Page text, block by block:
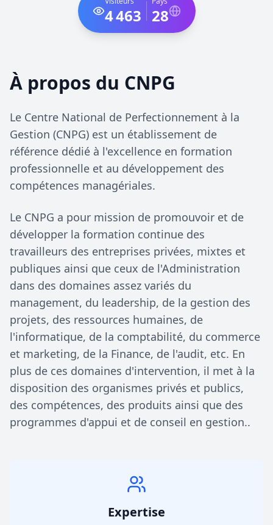
4 463 28
À propos du CNPG
Le Centre National de Perfectionnement à la
Gestion (CNPG) est un établissement de
référence dédié à l'excellence en formation
professionnelle et au développement des
compétences managériales.
Le CNPG a pour mission de promouvoir et de
développer la formation continue des
travailleurs des entreprises privées, mixtes et
publiques ainsi que ceux de l'Administration
dans des domaines assez variés du
management, du leadership, de la gestion des
projets, des ressources humaines, de
l'informatique, de la comptabilité, du commerce
et marketing, de la Finance, de l'audit, etc. En
plus de ces domaines d'intervention, il met à la
disposition des organismes privés et publics,
des compétences, des produits ainsi que des
programmes d'appui et de conseil en gestion..
Expertise